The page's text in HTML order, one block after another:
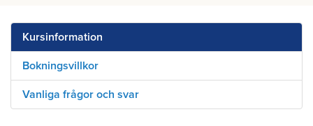
Kursinformation
Bokningsvillkor
Vanliga frågor och svar